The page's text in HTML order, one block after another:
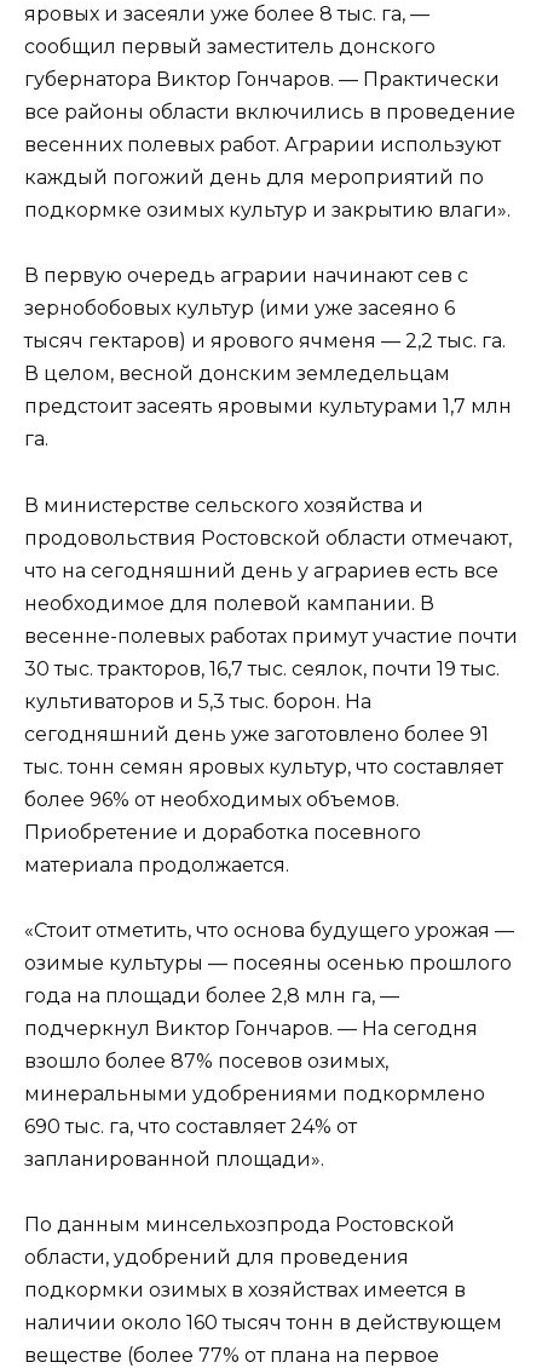
яровых и засеяли уже более 8 тыс. га, —
сообщил первый заместитель донского
губернатора Виктор Гончаров. — Практически
все районы области включились в проведение
весенних полевых работ. Аграрии используют
каждый погожий день для мероприятий по
подкормке озимых культур и закрытию влаги».
В первую очередь аграрии начинают сев с
зернобобовых культур (ими уже засеяно 6
тысяч гектаров) и ярового ячменя — 2,2 тыс. га.
В целом, весной донским земледельцам
предстоит засеять яровыми культурами 1,7 млн
га.
В министерстве сельского хозяйства и
продовольствия Ростовской области отмечают,
что на сегодняшний день у аграриев есть все
необходимое для полевой кампании. В
весенне-полевых работах примут участие почти
30 тыс. тракторов, 16,7 тыс. сеялок, почти 19 тыс.
культиваторов и 5,3 тыс. борон. На
сегодняшний день уже заготовлено более 91
тыс. тонн семян яровых культур, что составляет
более 96% от необходимых объемов.
Приобретение и доработка посевного
материала продолжается.
«Стоит отметить, что основа будущего урожая —
озимые культуры — посеяны осенью прошлого
года на площади более 2,8 млн га, —
подчеркнул Виктор Гончаров. — На сегодня
взошло более 87% посевов озимых,
минеральными удобрениями подкормлено
690 тыс. га, что составляет 24% от
запланированной площади».
По данным минсельхозпрода Ростовской
области, удобрений для проведения
подкормки озимых в хозяйствах имеется в
наличии около 160 тысяч тонн в действующем
веществе (более 77% от плана на первое